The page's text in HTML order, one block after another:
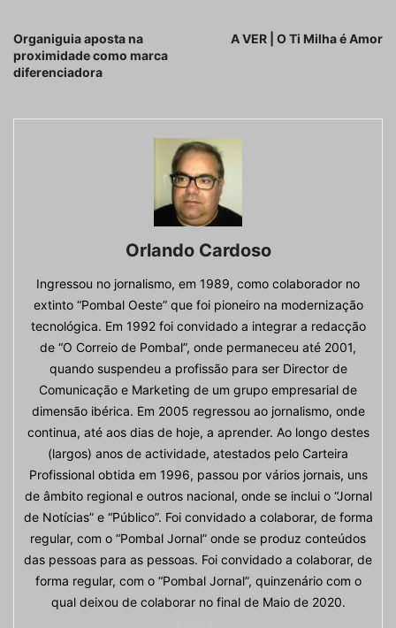
Organiguia aposta na
proximidade como marca
diferenciadora
A VER | O Ti Milha é Amor
Orlando Cardoso
Ingressou no jornalismo, em 1989, como colaborador no
extinto “Pombal Oeste” que foi pioneiro na modernização
tecnológica. Em 1992 foi convidado a integrar a redacção
de “O Correio de Pombal”, onde permaneceu até 2001,
quando suspendeu a profissão para ser Director de
Comunicação e Marketing de um grupo empresarial de
dimensão ibérica. Em 2005 regressou ao jornalismo, onde
continua, até aos dias de hoje, a aprender. Ao longo destes
(largos) anos de actividade, atestados pelo Carteira
Profissional obtida em 1996, passou por vários jornais, uns
de âmbito regional e outros nacional, onde se inclui o “Jornal
de Notícias” e “Público”. Foi convidado a colaborar, de forma
regular, com o “Pombal Jornal” onde se produz conteúdos
das pessoas para as pessoas. Foi convidado a colaborar, de
forma regular, com o “Pombal Jornal”, quinzenário com o
qual deixou de colaborar no final de Maio de 2020.